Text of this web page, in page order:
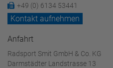
+49 (0) 6134 53441
Kontakt aufnehmen
Anfahrt
Radsport Smit GmbH & Co. KG
Darmstädter Landstrasse 13